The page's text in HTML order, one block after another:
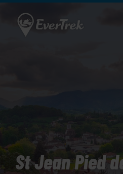
St Jean Pied